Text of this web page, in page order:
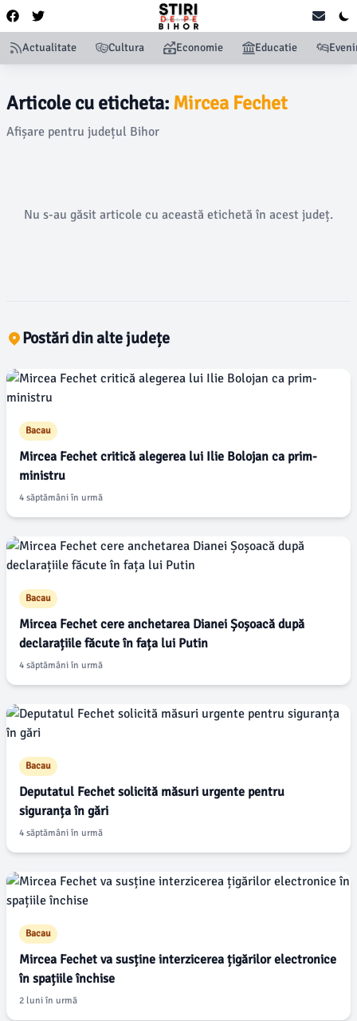
Actualitate Cultura Economie Educatie
Articole cu eticheta: Mircea Fechet
Afișare pentru județul Bihor
Nu s-au găsit articole cu această etichetă în acest județ.
Postări din alte județe
Bacau
Mircea Fechet critică alegerea lui Ilie Bolojan ca prim-
ministru
4 săptămâni în urmă
Bacau
Mircea Fechet cere anchetarea Dianei Șoșoacă după
declarațiile făcute în fața lui Putin
4 săptămâni în urmă
Bacau
Deputatul Fechet solicită măsuri urgente pentru
siguranța în gări
4 săptămâni în urmă
Bacau
Mircea Fechet va susține interzicerea țigărilor electronice
în spațiile închise
2 luni în urmă